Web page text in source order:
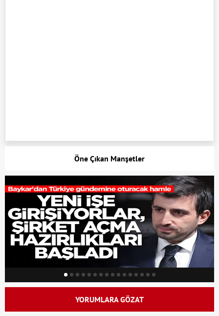
Öne Çıkan Manşetler
YORUMLARA GÖZAT